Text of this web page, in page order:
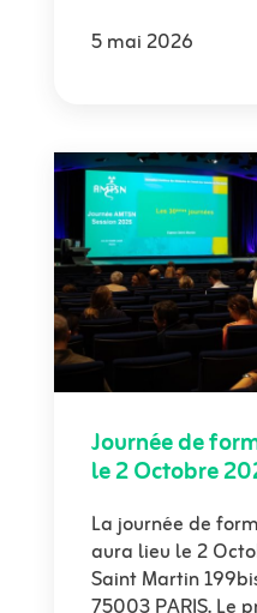
5 mai 2026
Journée de
le 2 Octobre
La journée de
aura lieu le 2
Saint Martin